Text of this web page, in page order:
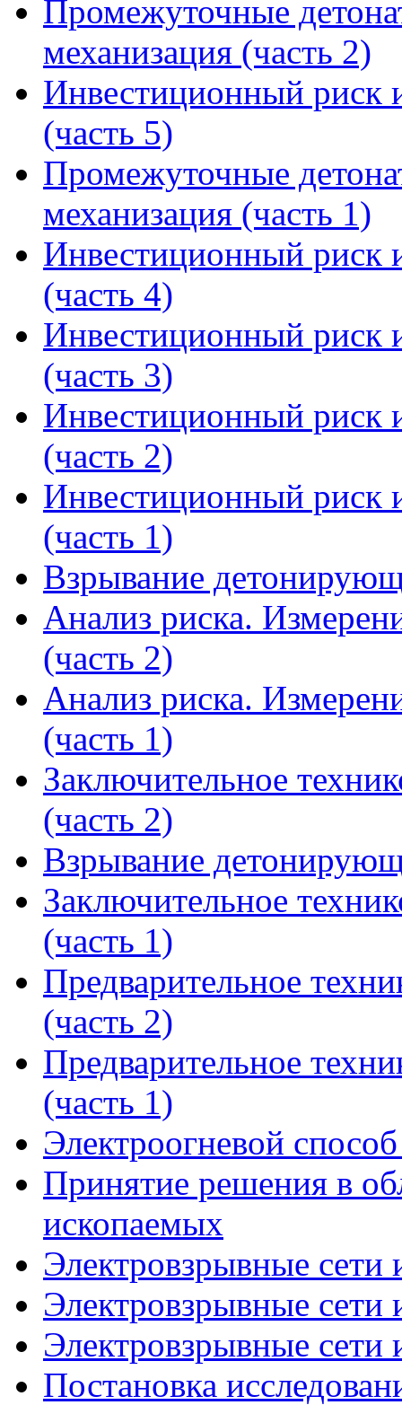
Промежуточные
механизация (часть 2)
Инвестиционный риск
(часть 5)
Промежуточные
механизация (часть 1)
Инвестиционный риск
(часть 4)
Инвестиционный риск
(часть 3)
Инвестиционный риск
(часть 2)
Инвестиционный риск
(часть 1)
Взрывание
Анализ риска.
(часть 2)
Анализ риска.
(часть 1)
Заключительное
(часть 2)
Взрывание
Заключительное
(часть 1)
Предварительное
(часть 2)
Предварительное
(часть 1)
Электроогневой
Принятие решения в
ископаемых
Электровзрывные сети
Электровзрывные сети
Электровзрывные сети
Постановка